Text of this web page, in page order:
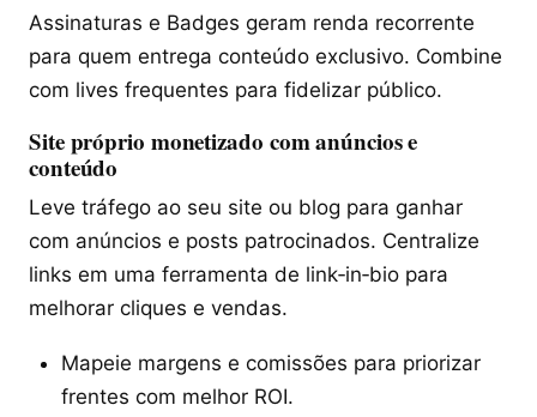
Assinaturas e Badges geram renda recorrente
para quem entrega conteúdo exclusivo. Combine
com lives frequentes para fidelizar público.
Site próprio monetizado com anúncios e
conteúdo
Leve tráfego ao seu site ou blog para ganhar
com anúncios e posts patrocinados. Centralize
links em uma ferramenta de link‑in‑bio para
melhorar cliques e vendas.
Mapeie margens e comissões para priorizar
frentes com melhor ROI.